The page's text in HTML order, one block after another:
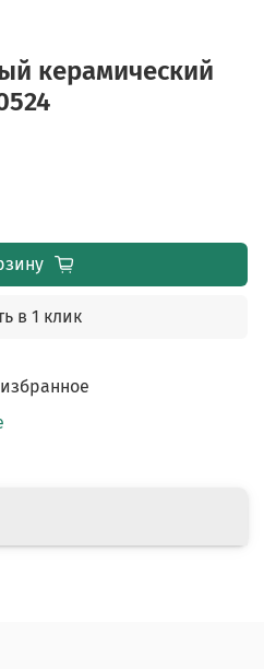
керамический
в 1 клик